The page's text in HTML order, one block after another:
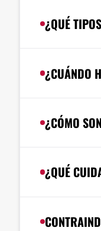
¿QUÉ
¿CUÁNDO
¿CÓMO
¿QUÉ